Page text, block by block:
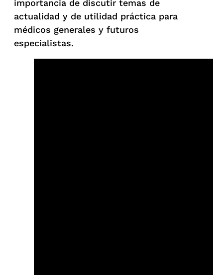
importancia de discutir temas de
actualidad y de utilidad práctica para
médicos generales y futuros
especialistas.